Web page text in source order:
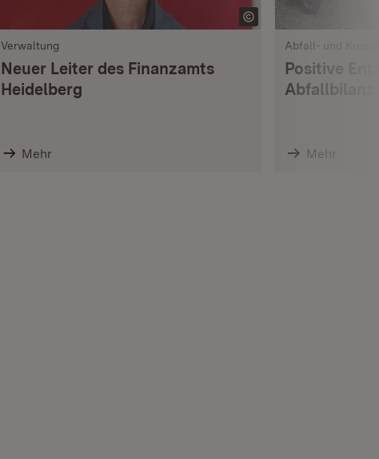
Verwaltung
Neuer Leiter des Finanzamts
Heidelberg
Mehr
Abfall- und
Positive
Abfallbilanz
Mehr